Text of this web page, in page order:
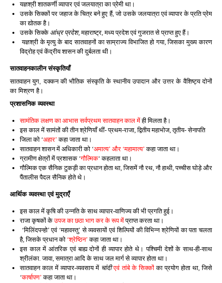
यज्ञश्री शातकर्णी व्यापार एवं जलयात्रा का प्रेमी था।
उसके सिक्कों पर जहाज के चित्र बने हुए हैं, जो उसके जलयात्रा एवं व्यापार के प्रति प्रेम
का द्योतक है।
उसके सिक्के आंध्र प्रदेश, महाराष्ट्र, मध्य प्रदेश एवं गुजरात से प्राप्त हुए हैं।
यज्ञश्री के मृत्यु के बाद सातवाहनों का साम्राज्य विभाजित हो गया, जिसका मुख्य कारण
विद्रोह एवं केंद्रीय शासन की दुर्बलता थी।
सातवाहनकालीन संस्कृतियाँ
सातवाहन युग, दक्कन की भौतिक संस्कृति के स्थानीय उपादान और उत्तर के वैशिष्ट्य दोनों
का मिश्रण है।
प्रशासनिक व्यवस्था
सामंतिक लक्षण का आभास सर्वप्रथम सातवाहन काल मेंही मिलता है।
इस काल में सामंतों की तीन श्रेणियाँ थीं- प्रथम-राजा, द्वितीय महाभोज, तृतीय- सेनापति
जिला को ‘अहार’कहा जाता था।
सातवाहन शासन में अधिकारी को ‘अमात्य’ और ‘महामात्य’ कहा जाता था।
ग्रामीण क्षेत्रों में प्रशासक ‘गौल्मिक‘ कहलाता था।
गौल्मिक एक सैनिक टुकड़ी का प्रधान होता था, जिसमें नौ रथ, नौ हाथी, पच्चीस घोड़े और
पैंतालीस पैदल सैनिक होते थे।
आर्थिक व्यवस्था एवं मुद्राएँ
इस काल में कृषि की उन्नति के साथ व्यापार-वाणिज्य की भी प्रगति हुई।
राजा कृषकों केउपज का छठा भाग कर के रूप मेंप्राप्त करता था।
‘मिलिंदपन्हो’ एवं ‘महावस्तु’ से व्यवसायों एवं शिल्पियों की विभिन्न श्रेणियों का पता चलता
है, जिसके प्रधान को ‘श्रेष्ठिन’ कहा जाता था।
इस काल में आंतरिक एवं बाह्य दोनों ही व्यापार होते थे। पश्चिमी देशों के साथ-ही-साथ
श्रीलंका. जावा, समात्रा आदि के साथ जल मार्ग से व्यापार होता था।
सातवाहन काल में व्यापार-व्यवसाय में चांदीएवं तांबे के सिक्कोंका प्रयोग होता था, जिसे
‘कार्षापण’ कहा जाता था।